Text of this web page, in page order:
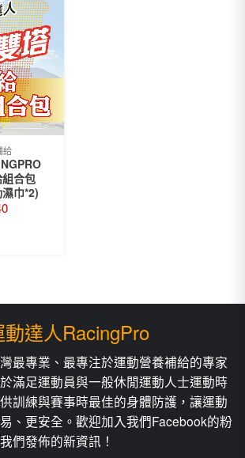
給
合包
巾*2)
動達人RacingPro
最專業、最專注於運動營養補給的專家
滿足運動員與一般休閒運動人士運動時
訓練與賽事時最佳的身體防護，讓運動
、更安全。歡迎加入我們Facebook的粉
們發佈的新資訊！